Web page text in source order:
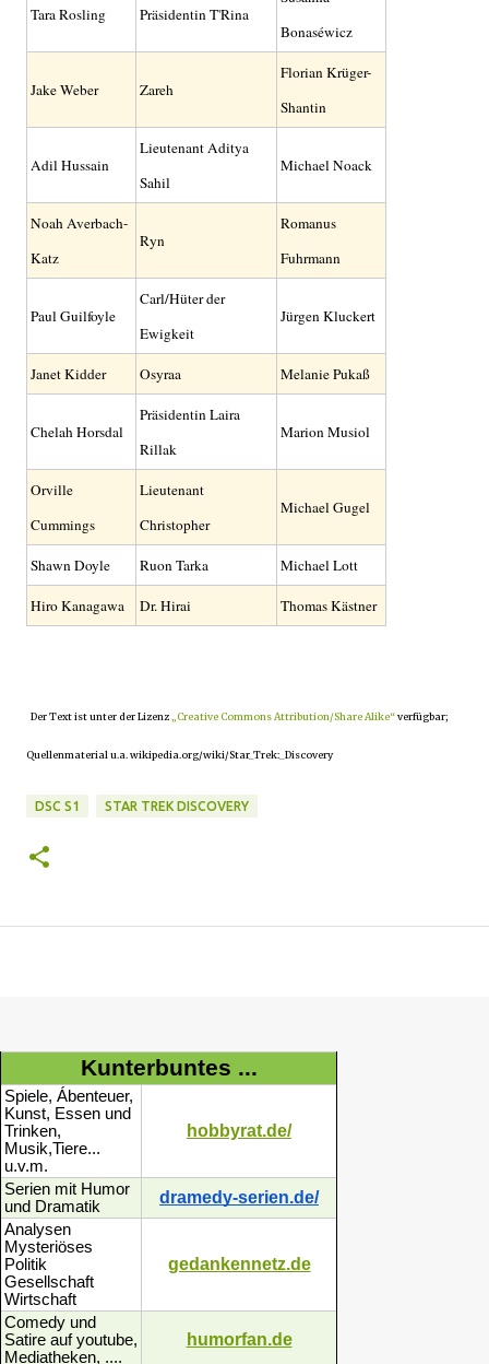
Tara Rosling Präsidentin T'Rina
Bonaséwicz
Jake Weber Zareh
Florian Krüger-
Shantin
Adil Hussain
Lieutenant Aditya
Sahil
Michael Noack
Noah Averbach-
Katz
Ryn
Romanus
Fuhrmann
Paul Guilfoyle
Carl/Hüter der
Ewigkeit
Jürgen Kluckert
Janet Kidder Osyraa Melanie Pukaß
Chelah Horsdal
Präsidentin Laira
Rillak
Marion Musiol
Orville
Cummings
Lieutenant
Christopher
Michael Gugel
Shawn Doyle Ruon Tarka Michael Lott
Hiro Kanagawa Dr. Hirai Thomas Kästner
Der Text ist unter der Lizenz „Creative Commons Attribution/Share Alike“verfügbar;
Quellenmaterial u.a. wikipedia.org/wiki/Star_Trek:_Discovery
DSC S1 STAR TREK DISCOVERY
Kunterbuntes ...
Spiele, Ábenteuer,
Kunst, Essen und
Trinken,
Musik,Tiere...
u.v.m.
hobbyrat.de/
Serien mit Humor
und Dramatik
dramedy-serien.de/
Analysen
Mysteriöses
Politik
Gesellschaft
Wirtschaft
gedankennetz.de
Comedy und
Satire auf youtube,
Mediatheken, ....
humorfan.de